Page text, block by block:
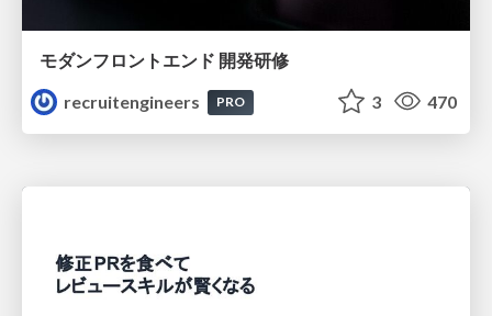
モダンフロントエンド 開発研修
recruitengineers
PRO 3 470